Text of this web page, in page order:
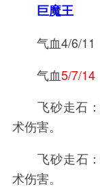
巨魔王
气血4/6/11
气血5/7/14
飞砂走石：
术伤害。
飞砂走石：
术伤害。